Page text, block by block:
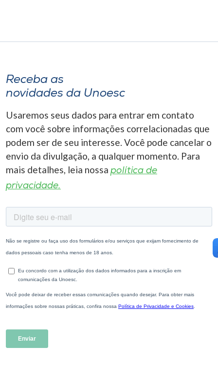
Receba as
novidades da Unoesc
Usaremos seus dados para entrar em contato
com você sobre informações correlacionadas que
podem ser de seu interesse. Você pode cancelar o
envio da divulgação, a qualquer momento. Para
mais detalhes, leia nossa política de
privacidade.